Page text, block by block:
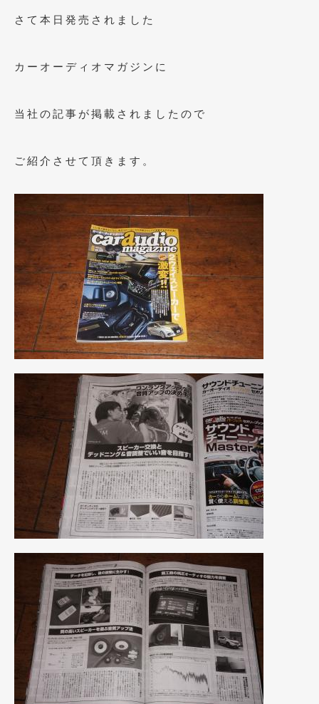
2023年12月 (2)
2023年10月(2)
2023年4月 (1)
2022年10月(2)
2022年8月(1)
2022年4月(2)
2022年1月(3)
2021年12月(2)
2021年8月(2)
2021年7月(7)
2021年4月(1)
2021年3月 (1)
2021年1月(2)
2020年12月(2)
2020年11月(2)
2020年9月(3)
2020年8月(4)
2020年7月(3)
2020年6月(2)
2020年5月(4)
さて本日発売されました
カーオーディオマガジンに
当社の記事が掲載されましたので
ご紹介させて頂きます。